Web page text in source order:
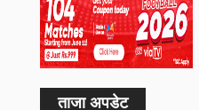
ताजा अपडेट